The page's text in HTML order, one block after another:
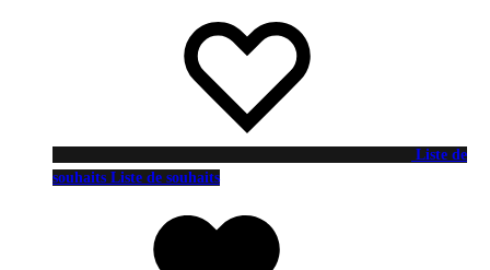
Liste de
souhaits Liste de souhaits